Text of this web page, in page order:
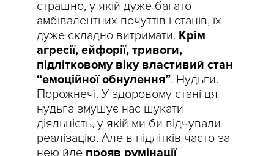
страшно, у якій дуже багато
амбівалентних почуттів і станів, їх
дуже складно витримати. Крім
агресії, ейфорії, тривоги,
підлітковому віку властивий стан
“емоційної обнулення”. Нудьги.
Порожнечі. У здоровому стані ця
нудьга змушує нас шукати
діяльність, у якій ми би відчували
реалізацію. Але в підлітків часто за
нею йде прояв румінації